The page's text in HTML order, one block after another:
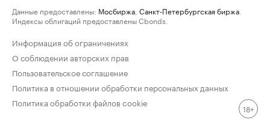
Данные предоставлены: Мосбиржа Санкт-Петербургская биржа
Индексы облигаций предоставлены Cbonds.
Информация об ограничениях
О соблюдении авторских прав
Пользовательское соглашение
Политика в отношении обработки персональных данных
Политика обработки файлов cookie
18+